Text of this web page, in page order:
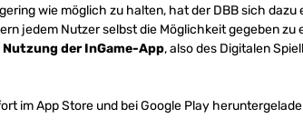
wie möglich zu halten, hat der DBB sich
jedem Nutzer selbst die Möglichkeit gegeben
Nutzung der InGame-App, also des Digitalen
im App Store und bei Google Play